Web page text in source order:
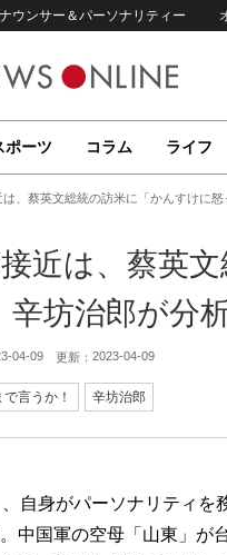
ウンサー＆パーソナリティー
ポーツ コラム ライフ
、蔡英文総統の訪米に「かんすけに
近は、蔡英
辛坊治郎が分
04-09 更新： 2023-04-09
言うか！ 辛坊治郎
自身がパーソナリティを
中国軍の空母「山東」が